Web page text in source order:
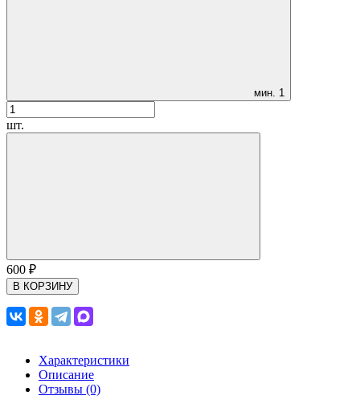
мин. 1
шт.
600 ₽
В КОРЗИНУ
Характеристики
Описание
Отзывы (0)